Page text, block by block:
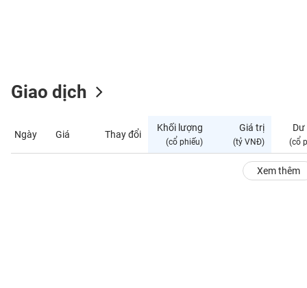
Giao dịch
Ngày Giá Thay đổi
Khối lượng
(cổ phiếu)
Giá trị
(tỷ VNĐ)
Dư
(cổ
Xem thêm
CÁ
NHÂN